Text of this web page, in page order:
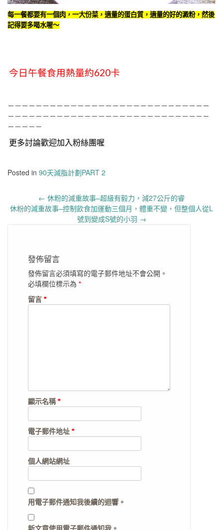
每一餐都要有一個肉，一大份菜，適量的蛋白質，適量的好的澱粉，然後
記得要多喝水喔～
今日午餐食用熱量約620卡
－－－－－－－－－－－－－－－－－－－－－－－－－－－－－
－－－－－－－－－－－－－－－－－－－－－－－－－－－－－
－－－－－
更多討論歡迎加入粉絲團喔
Posted in 90天減脂計劃PART 2
navigation
← 休粉的減重故事–超級有毅力，減27公斤的睿
休粉的減重故事–控制飲食加運動三個月，體重不變，但整個人從L
號到變成S號的小羽 →
發佈留言
發佈留言必須填寫的電子郵件地址不會公開。
必填欄位標示為 *
留言 *
顯示名稱*
電子郵件地址 *
個人網站網址
用電子郵件通知我後續的迴響。
新文章使用電子郵件通知我。